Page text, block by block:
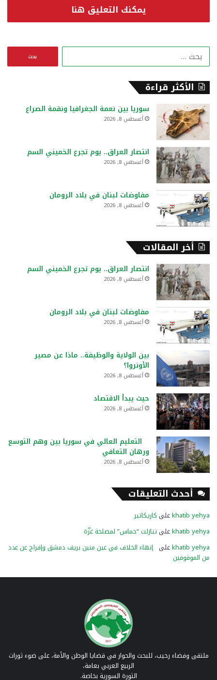
يمكنك التعليق هنا
ن
الأكثر قراءة
سوريا بين نعمة الجغرافيا ونقمة الصراع
أغسطس 8, 2026
انتصار العراق.. يوم تجرع الخميني السم
أغسطس 8, 2026
مفاوضات لبنان في بلاد الرومان
أغسطس 8, 2026
أخر المقالات
انتصار العراق.. يوم تجرع الخميني السم
أغسطس 8, 2026
مفاوضات لبنان في بلاد الرومان
أغسطس 8, 2026
بين الولاية والوظيفة.. ماذا عن مصير
الأونروا؟
أغسطس 8, 2026
حيث يبدأ الاقتصاد
أغسطس 8, 2026
التعليم العالي في سوريا بين وهم التوسع
ورهان التعافي
أغسطس 8, 2026
أحدث التعليقات
khatib yehyaعلى كاريكاتير
khatib yehyaعلى تنازلت “حماس” لمصلحة غزّة
khatib yehyaعلى إنهاء الخلاف في عين منين بريف دمشق وإفراج عن عدد
من الموقوفين
ملتقى وفضاء رحيب، للبحث والحوار في قضايا الوطن والأمة، على ضوء ثورات
الربيع العربي بعامة،
الثورة السورية بخاصة.